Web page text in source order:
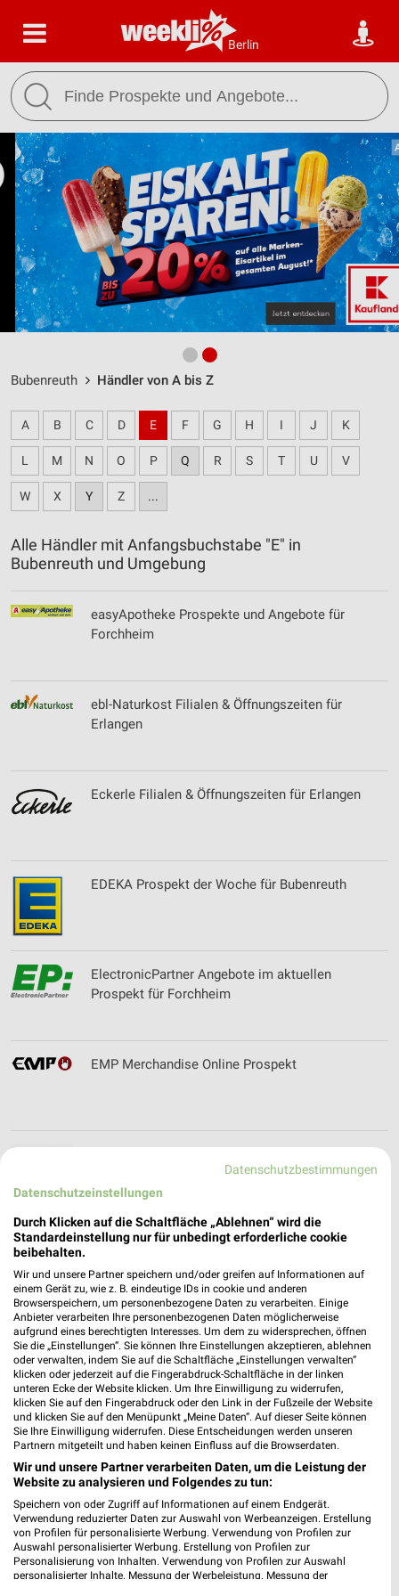
Berlin
Bubenreuth Händler von A bis Z
A B C D E F G H I J K
L M N O P Q R S T U V
W X Y Z ...
Alle Händler mit Anfangsbuchstabe "E" in
Bubenreuth und Umgebung
easyApotheke Prospekte und Angebote für
Forchheim
ebl-Naturkost Filialen & Öffnungszeiten für
Erlangen
Eckerle Filialen & Öffnungszeiten für Erlangen
EDEKA Prospekt der Woche für Bubenreuth
ElectronicPartner Angebote im aktuellen
Prospekt für Forchheim
EMP Merchandise Online Prospekt
Ernsting's family Online Prospekt für Erlangen
EURONICS Angebote im aktuellen Prospekt für
Erlangen
EURONICS XXL Angebote im aktuellen Prospekt
für Neustadt/Aisch
europa apotheek Prospekte und Angebote
Datenschutzbestimmungen
Datenschutzeinstellungen
Durch Klicken auf die Schaltfläche „Ablehnen“ wird die
Standardeinstellung nur für unbedingt erforderliche cookie
beibehalten.
Wir und unsere Partner speichern und/oder greifen auf Informationen auf
einem Gerät zu, wie z. B. eindeutige IDs in cookie und anderen
Browserspeichern, um personenbezogene Daten zu verarbeiten. Einige
Anbieter verarbeiten Ihre personenbezogenen Daten möglicherweise
aufgrund eines berechtigten Interesses. Um dem zu widersprechen, öffnen
Sie die „Einstellungen“. Sie können Ihre Einstellungen akzeptieren, ablehnen
oder verwalten, indem Sie auf die Schaltfläche „Einstellungen verwalten“
klicken oder jederzeit auf die Fingerabdruck-Schaltfläche in der linken
unteren Ecke der Website klicken. Um Ihre Einwilligung zu widerrufen,
klicken Sie auf den Fingerabdruck oder den Link in der Fußzeile der Website
und klicken Sie auf den Menüpunkt „Meine Daten“. Auf dieser Seite können
Sie Ihre Einwilligung widerrufen. Diese Entscheidungen werden unseren
Partnern mitgeteilt und haben keinen Einfluss auf die Browserdaten.
Wir und unsere Partner verarbeiten Daten, um die Leistung der
Website zu analysieren und Folgendes zu tun:
Speichern von oder Zugriff auf Informationen auf einem Endgerät.
Verwendung reduzierter Daten zur Auswahl von Werbeanzeigen. Erstellung
von Profilen für personalisierte Werbung. Verwendung von Profilen zur
Auswahl personalisierter Werbung. Erstellung von Profilen zur
Personalisierung von Inhalten. Verwendung von Profilen zur Auswahl
personalisierter Inhalte. Messung der Werbeleistung. Messung der